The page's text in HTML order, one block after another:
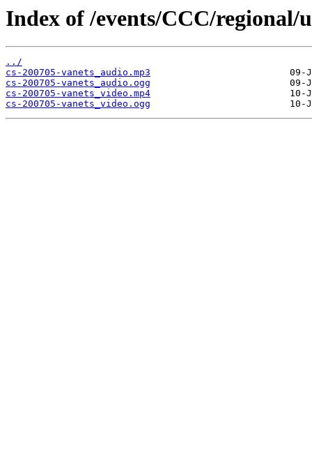
Index of /events/CCC/regional/
../
cs-200705-vanets_audio.mp3
cs-200705-vanets_audio.ogg
cs-200705-vanets_video.mp4
cs-200705-vanets_video.ogg